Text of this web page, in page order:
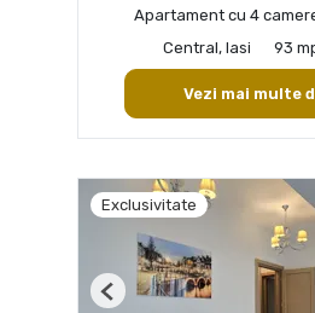
Apartament cu 4
Central, Iasi
93
Vezi mai multe
Exclusivitate
Previous